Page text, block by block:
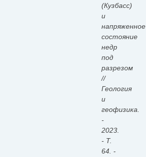
(Кузбасс)
и
напряженное
состояние
недр
под
разрезом
//
Геология
и
геофизика.
-
2023.
- Т.
64. -